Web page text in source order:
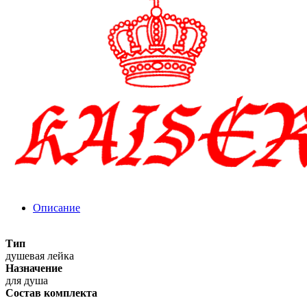
Описание
Тип
душевая лейка
Назначение
для душа
Состав комплекта